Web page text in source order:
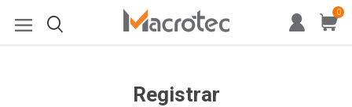
0
Registrar